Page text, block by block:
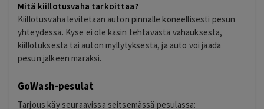
Mitä kiillotusvaha tarkoittaa?
Kiillotusvaha levitetään auton pinnalle koneellisesti pesun
yhteydessä. Kyse ei ole käsin tehtävästä vahauksesta,
kiillotuksesta tai auton myllytyksestä, ja auto voi jäädä
pesun jälkeen märäksi.
GoWash-pesulat
Tarjous käy seuraavissa seitsemässä pesulassa: